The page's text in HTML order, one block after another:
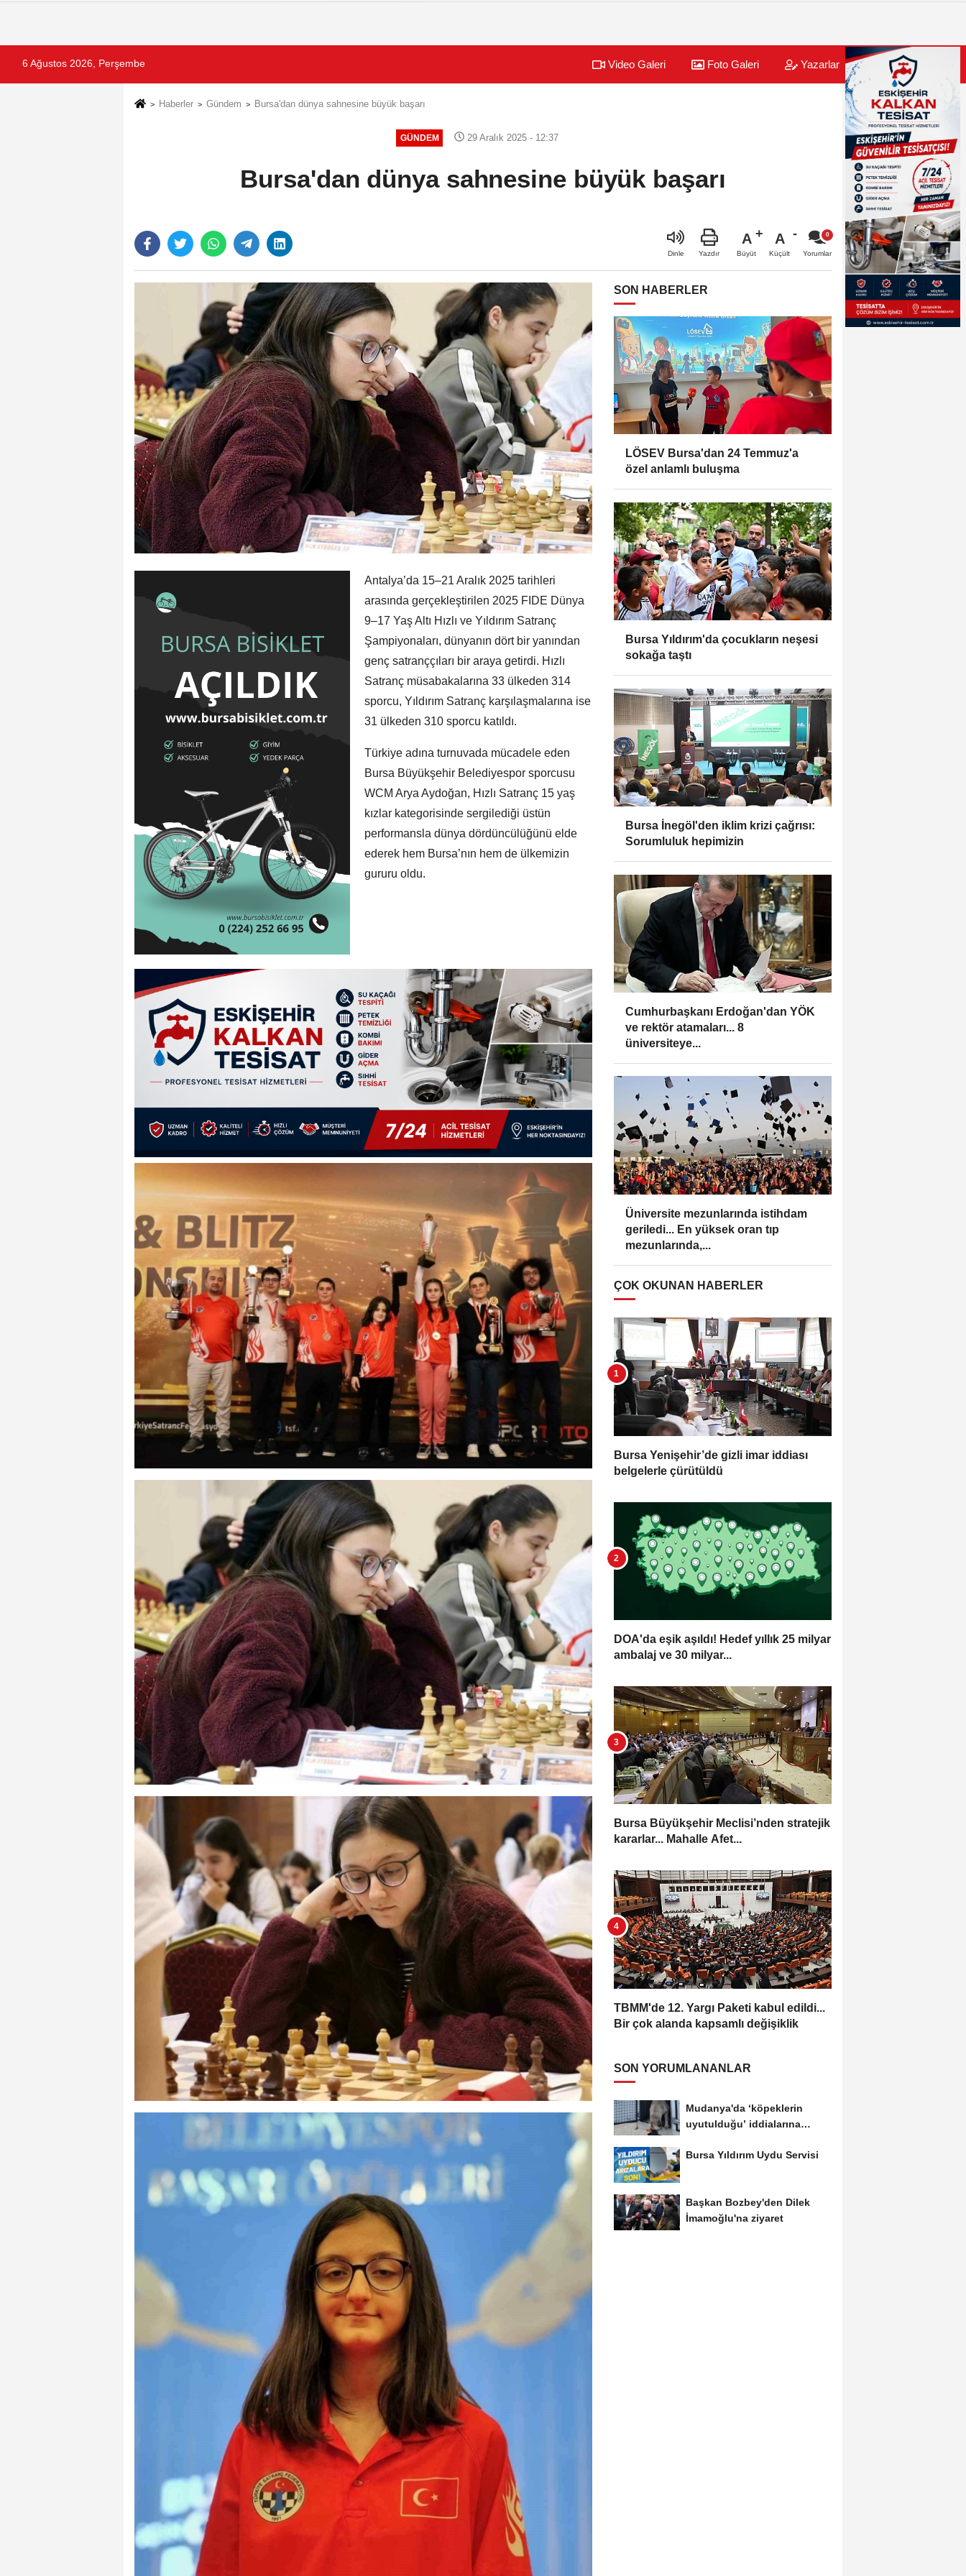
6 Ağustos 2026, Perşembe Video Galeri Foto Galeri Yazarlar Üye Paneli
Haberler Gündem Bursa'dan dünya sahnesine büyük başarı
GÜNDEM 29 Aralık 2025 - 12:37
Bursa'dan dünya sahnesine büyük başarı
Dinle Yazdır
A
Büyüt
A
Küçült Yorumlar
Antalya’da 15–21 Aralık 2025 tarihleri
arasında gerçekleştirilen 2025 FIDE Dünya
9–17 Yaş Altı Hızlı ve Yıldırım Satranç
Şampiyonaları, dünyanın dört bir yanından
genç satranççıları bir araya getirdi. Hızlı
Satranç müsabakalarına 33 ülkeden 314
sporcu, Yıldırım Satranç karşılaşmalarına ise
31 ülkeden 310 sporcu katıldı.
Türkiye adına turnuvada mücadele eden
Bursa Büyükşehir Belediyespor sporcusu
WCM Arya Aydoğan, Hızlı Satranç 15 yaş
kızlar kategorisinde sergilediği üstün
performansla dünya dördüncülüğünü elde
ederek hem Bursa’nın hem de ülkemizin
gururu oldu.
SON HABERLER
LÖSEV Bursa'dan 24 Temmuz'a
özel anlamlı buluşma
Bursa Yıldırım'da çocukların neşesi
sokağa taştı
Bursa İnegöl'den iklim krizi çağrısı:
Sorumluluk hepimizin
Cumhurbaşkanı Erdoğan'dan YÖK
ve rektör atamaları... 8
üniversiteye...
Üniversite mezunlarında istihdam
geriledi... En yüksek oran tıp
mezunlarında,...
ÇOK OKUNAN HABERLER
Bursa Yenişehir’de gizli imar iddiası
belgelerle çürütüldü
DOA'da eşik aşıldı! Hedef yıllık 25 milyar
ambalaj ve 30 milyar...
Bursa Büyükşehir Meclisi’nden stratejik
kararlar... Mahalle Afet...
TBMM'de 12. Yargı Paketi kabul edildi...
Bir çok alanda kapsamlı değişiklik
SON YORUMLANANLAR
Mudanya'da ‘köpeklerin
uyutulduğu’ iddialarına
Bursa Yıldırım Uydu Servisi
Başkan Bozbey'den Dilek
İmamoğlu'na ziyaret